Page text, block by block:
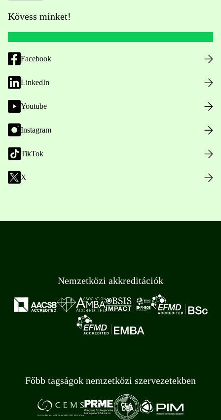
Kövess minket!
Facebook
LinkedIn
Youtube
Instagram
TikTok
X
Nemzetközi akkreditációk
Főbb tagságok nemzetközi szervezetekben